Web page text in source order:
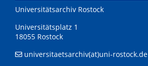
Universitätsarchiv Rostock
Universitätsplatz 1
18055 Rostock
universitaetsarchiv(at)uni-rostock.de